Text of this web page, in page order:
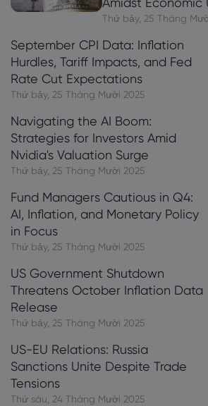
Thứ bảy, 25 Tháng
Thứ bảy, 25 Tháng Mười 2025
September CPI Data: Inflation
Hurdles, Tariff Impacts, and Fed
Rate Cut Expectations
Thứ bảy, 25 Tháng Mười 2025
Navigating the AI Boom:
Strategies for Investors Amid
Nvidia's Valuation Surge
Thứ bảy, 25 Tháng Mười 2025
Fund Managers Cautious in Q4:
AI, Inflation, and Monetary Policy
in Focus
Thứ bảy, 25 Tháng Mười 2025
US Government Shutdown
Threatens October Inflation Data
Release
Thứ sáu, 24 Tháng Mười 2025
US-EU Relations: Russia
Sanctions Unite Despite Trade
Tensions